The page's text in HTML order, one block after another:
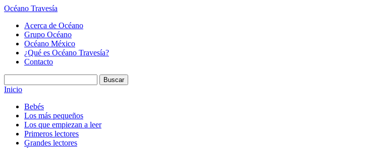
Océano Travesía
Acerca de Océano
Grupo Océano
Océano México
¿Qué es Océano Travesía?
Contacto
Inicio
Bebés
Los más pequeños
Los que empiezan a leer
Primeros lectores
Grandes lectores